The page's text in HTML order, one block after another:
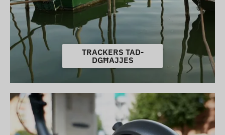
TRACKERS TAD-
DGĦAJJES